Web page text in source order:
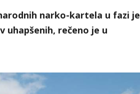
narko-kartela u fazi je
uhapšenih, rečeno je u